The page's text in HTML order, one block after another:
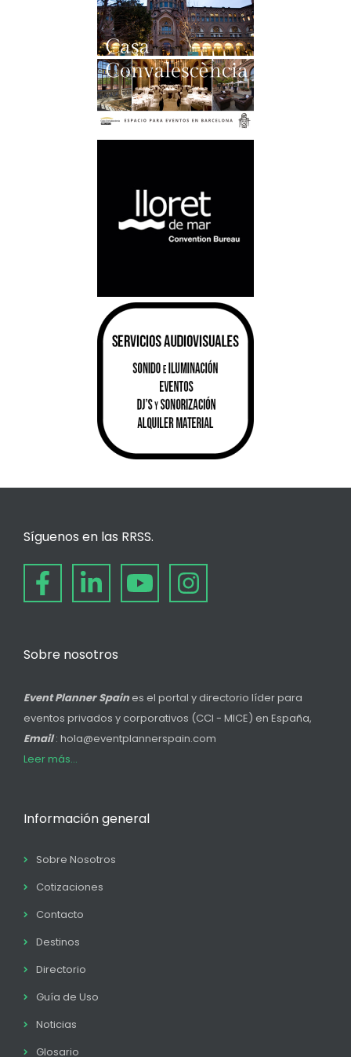
Síguenos en las RRSS.
Sobre nosotros
Event Planner Spain es el portal y directorio líder para
eventos privados y corporativos (CCI - MICE) en España,
Email: hola@eventplannerspain.com
Leer más...
Información general
Sobre Nosotros
Cotizaciones
Contacto
Destinos
Directorio
Guía de Uso
Noticias
Glosario